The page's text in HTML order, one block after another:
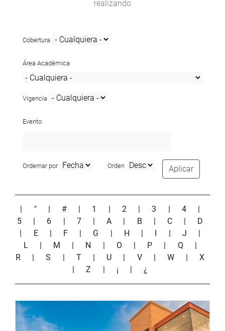
realizando
Cobertura
Área Académica
Vigencia
Evento
Ordernar por Orden Aplicar
| " | # | 1 | 2 |3 | 4
|
5
| 6 | 7 |A | B | C | D
| E | F | G | H | I | J
|
L
| M | N | O | P | Q
|
R
|S | T | U | V |W |X
|Z | ¡ |¿